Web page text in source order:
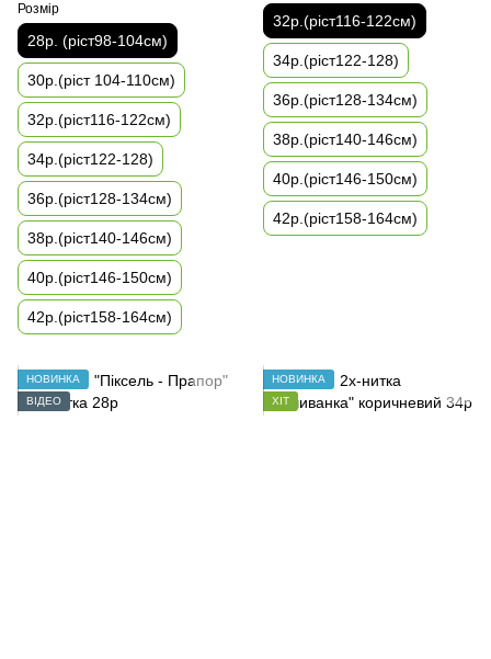
Розмір
28р. (ріст98-104см)
30р.(ріст 104-110см)
32р.(ріст116-122см)
34р.(ріст122-128)
36р.(ріст128-134см)
38р.(ріст140-146см)
40р.(ріст146-150см)
42р.(ріст158-164см)
32р.(ріст116-122см)
34р.(ріст122-128)
36р.(ріст128-134см)
38р.(ріст140-146см)
40р.(ріст146-150см)
42р.(ріст158-164см)
НОВИНКА
ВІДЕО
НОВИНКА
ХІТ